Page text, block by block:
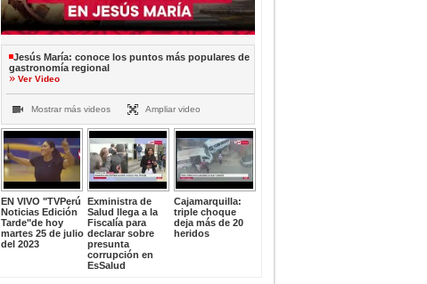
Jesús María: conoce los puntos más populares de
gastronomía regional
Ver Video
Mostrar más videos Ampliar video
EN VIVO "TVPerú
Noticias Edición
Tarde"de hoy
martes 25 de julio
del 2023
Exministra de
Salud llega a la
Fiscalía para
declarar sobre
presunta
corrupción en
EsSalud
Cajamarquilla:
triple choque
deja más de 20
heridos